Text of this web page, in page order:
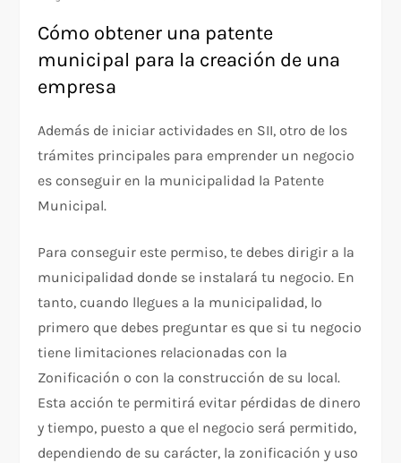
Cómo obtener una patente
municipal para la creación de una
empresa
Además de iniciar actividades en SII, otro de los
trámites principales para emprender un negocio
es conseguir en la municipalidad la Patente
Municipal.
Para conseguir este permiso, te debes dirigir a la
municipalidad donde se instalará tu negocio. En
tanto, cuando llegues a la municipalidad, lo
primero que debes preguntar es que si tu negocio
tiene limitaciones relacionadas con la
Zonificación o con la construcción de su local.
Esta acción te permitirá evitar pérdidas de dinero
y tiempo, puesto a que el negocio será permitido,
dependiendo de su carácter, la zonificación y uso